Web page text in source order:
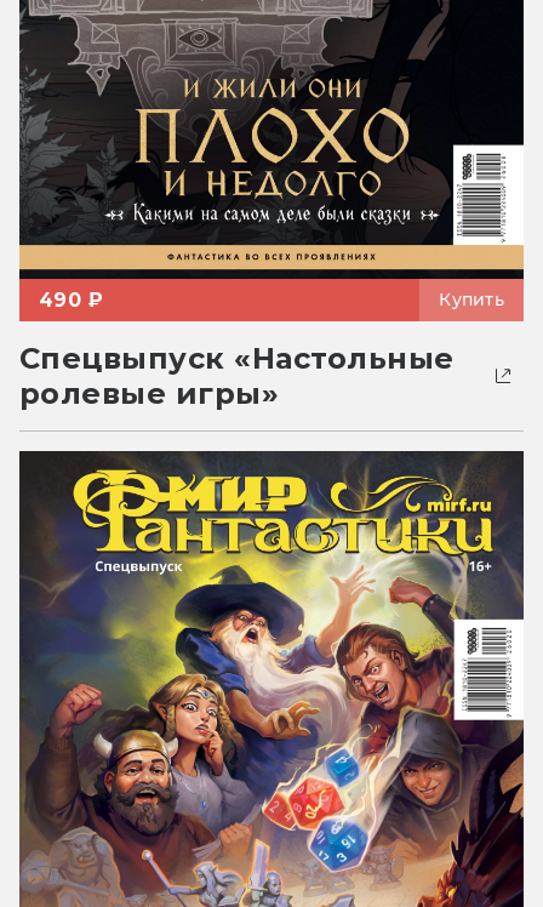
490 ₽ Купить
Спецвыпуск «Настольные
ролевые игры»